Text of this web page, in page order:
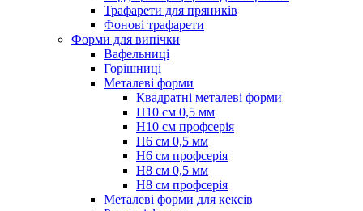
Трафарети для пряників
Фонові трафарети
Форми для випічки
Вафельниці
Горішниці
Металеві форми
Квадратні металеві форми
Н10 см 0,5 мм
Н10 см профсерія
Н6 см 0,5 мм
Н6 см профсерія
Н8 см 0,5 мм
Н8 см профсерія
Металеві форми для кексів